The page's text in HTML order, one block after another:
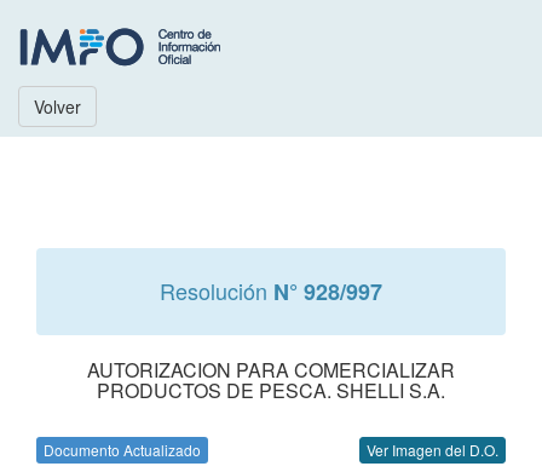
Volver
Resolución N° 928/997
AUTORIZACION PARA COMERCIALIZAR
PRODUCTOS DE PESCA. SHELLI S.A.
Documento Actualizado Ver Imagen del D.O.